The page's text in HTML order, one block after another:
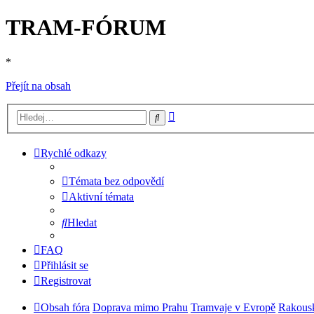
TRAM-FÓRUM
*
Přejít na obsah
Hledat
Rychlé odkazy
Témata bez odpovědí
Aktivní témata
Hledat
FAQ
Přihlásit se
Registrovat
Obsah fóra Doprava mimo Prahu Tramvaje v Evropě